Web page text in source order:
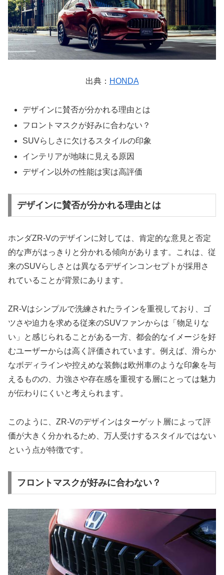
出典： HONDA
デザインに賛否が分かれる理由とは
フロントマスクが好みに合わない？
SUVらしさに欠けるスタイルの印象
インテリアが地味に見える原因
デザイン以外の性能は実は高評価
デザインに賛否が分かれる理由とは
ホンダZR-Vのデザインに対しては、肯定的な意見と否定
的な声がはっきりと分かれる傾向があります。これは、従
来のSUVらしさとは異なるデザインコンセプトが採用さ
れていることが背景にあります。
ZR-Vはシンプルで洗練されたラインを重視しており、ゴ
ツさや迫力を求める従来のSUVファンからは「物足りな
い」と感じられることがある一方、都会的なイメージを好
むユーザーからは高く評価されています。例えば、滑らか
なボディラインや控えめな装飾は欧州車のような印象を与
えるものの、力強さや存在感を重視する層にとっては魅力
が伝わりにくいと考えられます。
このように、ZR-Vのデザインはターゲット層によって評
価が大きく分かれるため、万人受けするスタイルではない
という点が特徴です。
フロントマスクが好みに合わない？